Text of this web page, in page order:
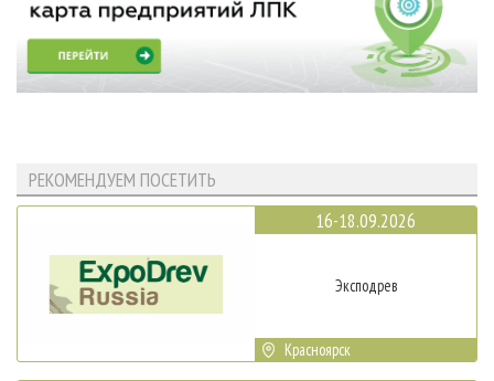
РЕКОМЕНДУЕМ ПОСЕТИТЬ
16-18.09.2026
Эксподрев
Красноярск